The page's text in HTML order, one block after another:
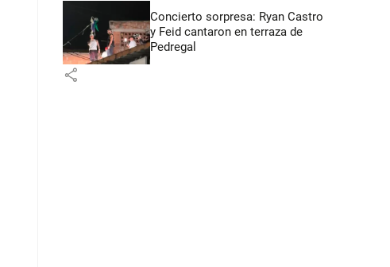
Concierto sorpresa: Ryan Castro
y Feid cantaron en terraza de
Pedregal
share